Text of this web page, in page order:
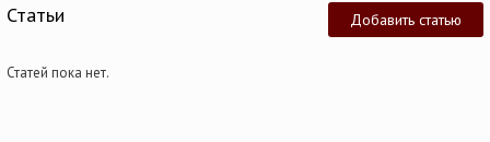
Добавить статью
Статьи
Статей пока нет.